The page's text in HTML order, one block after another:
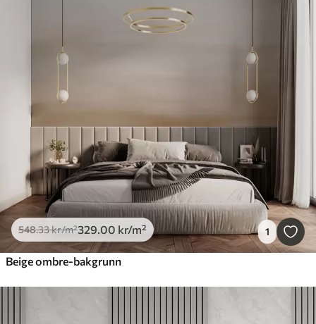
548.33kr/m²329.00 kr/m² 1
Beige ombre-bakgrunn